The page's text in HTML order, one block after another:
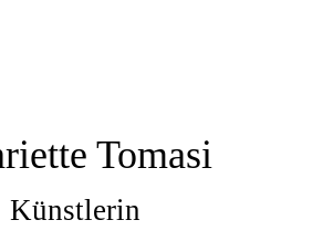
Tomasi
Künstlerin